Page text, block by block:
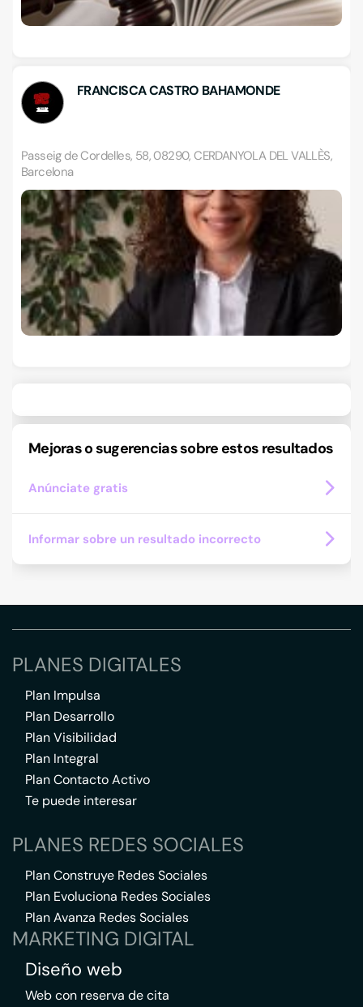
FRANCISCA CASTRO BAHAMONDE
Passeig de Cordelles, 58, 08290, CERDANYOLA DEL VALLÈS,
Barcelona
Mejoras o sugerencias sobre estos resultados
Anúnciate gratis
Informar sobre un resultado incorrecto
PLANES DIGITALES
Plan Impulsa
Plan Desarrollo
Plan Visibilidad
Plan Integral
Plan Contacto Activo
Te puede interesar
PLANES REDES SOCIALES
Plan Construye Redes Sociales
Plan Evoluciona Redes Sociales
Plan Avanza Redes Sociales
MARKETING DIGITAL
Diseño web
Web con reserva de cita